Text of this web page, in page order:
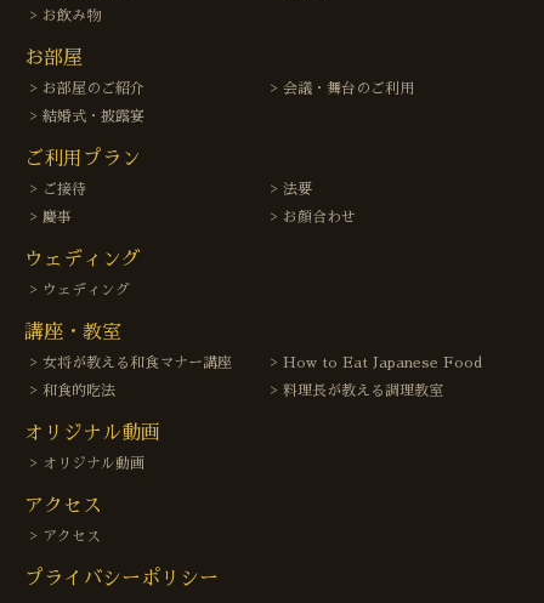
お飲み物
お部屋
お部屋のご紹介
会議・舞台のご利用
結婚式・披露宴
ご利用プラン
ご接待
法要
慶事
お顔合わせ
ウェディング
ウェディング
講座・教室
女将が教える和食マナー講座
How to Eat Japanese Food
和食的吃法
料理長が教える調理教室
オリジナル動画
オリジナル動画
アクセス
アクセス
プライバシーポリシー